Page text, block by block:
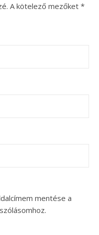
A kötelező mezőket *
mentése a